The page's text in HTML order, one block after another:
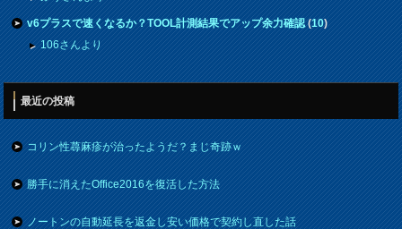
v6プラスで速くなるか？TOOL計測結果でアップ余力確認(10)
106さんより
最近の投稿
コリン性蕁麻疹が治ったようだ？まじ奇跡ｗ
勝手に消えたOffice2016を復活した方法
ノートンの自動延長を返金し安い価格で契約し直した話